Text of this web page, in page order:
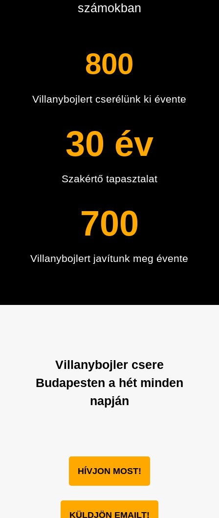
számokban
800
Villanybojlert cserélünk ki évente
30 év
Szakértő tapasztalat
700
Villanybojlert javítunk meg évente
Villanybojler csere
Budapesten a hét minden
napján
HÍVJON MOST!
KÜLDJÖN EMAILT!